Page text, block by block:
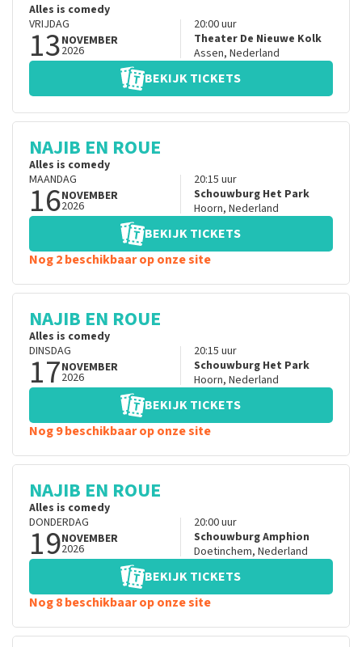
Alles is comedy
VRIJDAG
13NOVEMBER
2026
20:00uur
Theater De Nieuwe Kolk
Assen, Nederland
BEKIJK TICKETS
NAJIB EN ROUE
Alles is comedy
MAANDAG
16NOVEMBER
2026
20:15 uur
Schouwburg Het Park
Hoorn, Nederland
BEKIJK TICKETS
Nog 2 beschikbaar op onze site
NAJIB EN ROUE
Alles is comedy
DINSDAG
17NOVEMBER
2026
20:15 uur
Schouwburg Het Park
Hoorn, Nederland
BEKIJK TICKETS
Nog 9 beschikbaar op onze site
NAJIB EN ROUE
Alles is comedy
DONDERDAG
19NOVEMBER
2026
20:00uur
Schouwburg Amphion
Doetinchem, Nederland
BEKIJK TICKETS
Nog 8 beschikbaar op onze site